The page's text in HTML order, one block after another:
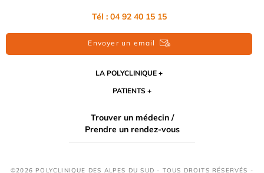
Tél : 04 92 40 15 15
Envoyer un email
LA POLYCLINIQUE
PATIENTS
Trouver un médecin /
Prendre un rendez-vous
©2026 POLYCLINIQUE DES ALPES DU SUD - TOUS DROITS RÉSERVÉS -